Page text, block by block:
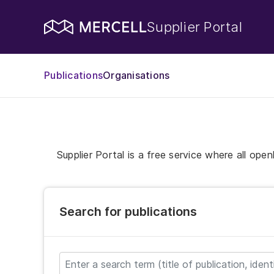
Supplier Portal
PublicationsOrganisations
Supplier Portal is a free service where all
Search for publications